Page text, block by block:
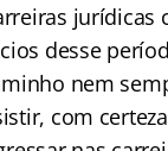
jurídicas
desse
nem
com